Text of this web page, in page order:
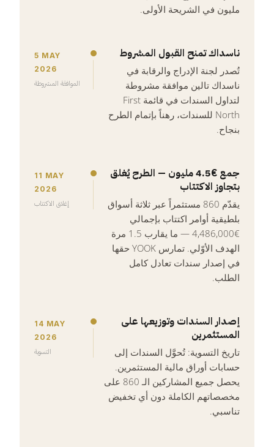
مليون في الشريحة الأولى.
ناسداك تمنح القبول المشروط
تُصدر لجنة الإدراج والرقابة في
ناسداك تالين موافقة مشروطة
لتداول السندات في قائمة First
North للسندات، رهناً بإتمام الطرح
بنجاح.
5 MAY
2026
الموافقة المشروطة
جمع €4.5 مليون — الطرح يُغلق
بتجاوز الاكتتاب
يقدّم 860 مستثمراً عبر ثلاثة أسواق
بلطيقية أوامر اكتتاب بإجمالي
€4,486,000 — ما يقارب 1.5 مرة
الهدف الأوّلي. تمارس YOOK حقها
في إصدار سندات تعادل كامل
الطلب.
11 MAY
2026
إغلاق الاكتتاب
إصدار السندات وتوزيعها على
المستثمرين
تاريخ التسوية: تُحوَّل السندات إلى
حسابات أوراق مالية المستثمرين.
يحصل جميع المشاركين الـ 860 على
مخصصاتهم الكاملة دون أي تخفيض
تناسبي.
14 MAY
2026
التسوية